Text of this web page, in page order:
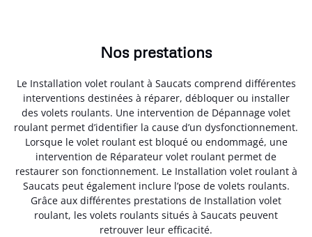
Nos prestations
Le Installation volet roulant à Saucats comprend différentes
interventions destinées à réparer, débloquer ou installer
des volets roulants. Une intervention de Dépannage volet
roulant permet d’identifier la cause d’un dysfonctionnement.
Lorsque le volet roulant est bloqué ou endommagé, une
intervention de Réparateur volet roulant permet de
restaurer son fonctionnement. Le Installation volet roulant à
Saucats peut également inclure l’pose de volets roulants.
Grâce aux différentes prestations de Installation volet
roulant, les volets roulants situés à Saucats peuvent
retrouver leur efficacité.